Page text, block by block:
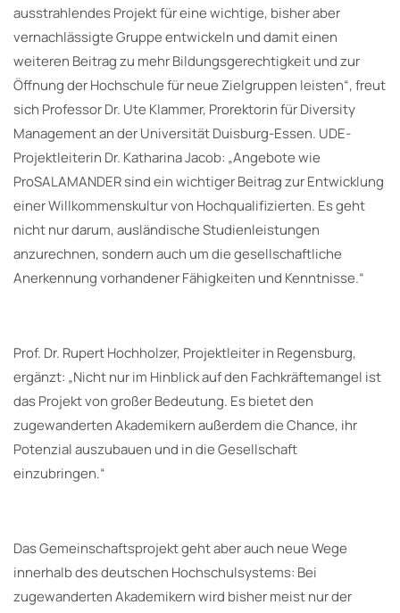
ausstrahlendes Projekt für eine wichtige, bisher aber
vernachlässigte Gruppe entwickeln und damit einen
weiteren Beitrag zu mehr Bildungsgerechtigkeit und zur
Öffnung der Hochschule für neue Zielgruppen leisten“, freut
sich Professor Dr. Ute Klammer, Prorektorin für Diversity
Management an der Universität Duisburg-Essen. UDE-
Projektleiterin Dr. Katharina Jacob: „Angebote wie
ProSALAMANDER sind ein wichtiger Beitrag zur Entwicklung
einer Willkommenskultur von Hochqualifizierten. Es geht
nicht nur darum, ausländische Studienleistungen
anzurechnen, sondern auch um die gesellschaftliche
Anerkennung vorhandener Fähigkeiten und Kenntnisse.“
Prof. Dr. Rupert Hochholzer, Projektleiter in Regensburg,
ergänzt: „Nicht nur im Hinblick auf den Fachkräftemangel ist
das Projekt von großer Bedeutung. Es bietet den
zugewanderten Akademikern außerdem die Chance, ihr
Potenzial auszubauen und in die Gesellschaft
einzubringen.“
Das Gemeinschaftsprojekt geht aber auch neue Wege
innerhalb des deutschen Hochschulsystems: Bei
zugewanderten Akademikern wird bisher meist nur der